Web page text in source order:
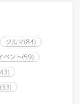
クルマ(84)
ベント(59)